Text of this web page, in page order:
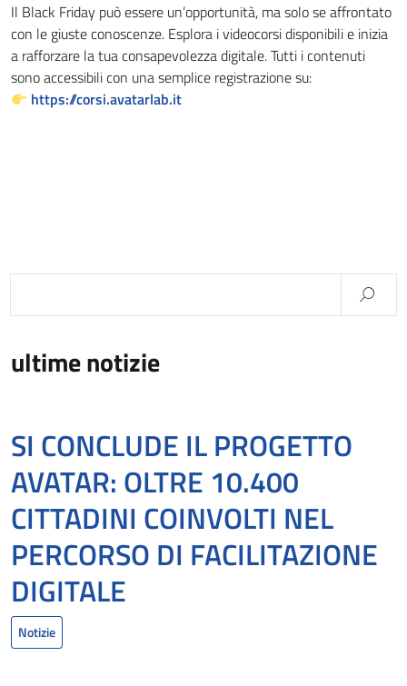
Il Black Friday può essere un’opportunità, ma solo se affrontato
con le giuste conoscenze. Esplora i videocorsi disponibili e inizia
a rafforzare la tua consapevolezza digitale. Tutti i contenuti
sono accessibili con una semplice registrazione su:
https://corsi.avatarlab.it
ultime notizie
SI CONCLUDE IL PROGETTO
AVATAR: OLTRE 10.400
CITTADINI COINVOLTI NEL
PERCORSO DI FACILITAZIONE
DIGITALE
Notizie